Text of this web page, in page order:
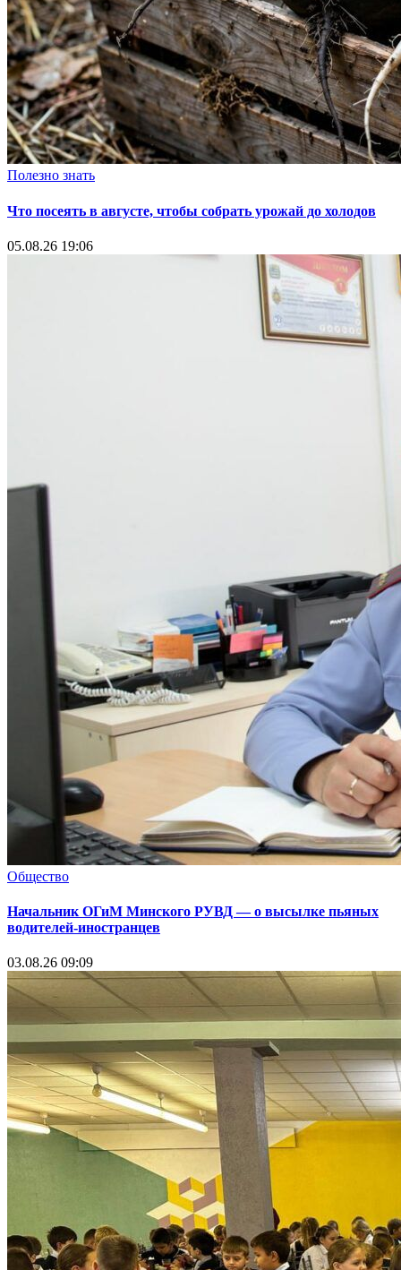
Полезно знать
Что посеять в августе, чтобы собрать урожай до холодов
05.08.26 19:06
Общество
Начальник ОГиМ Минского РУВД — о высылке пьяных
водителей-иностранцев
03.08.26 09:09